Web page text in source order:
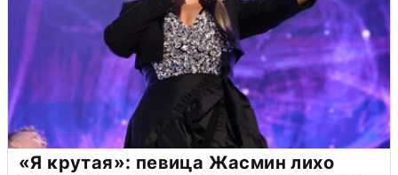
«Я крутая»: певица Жасмин лихо